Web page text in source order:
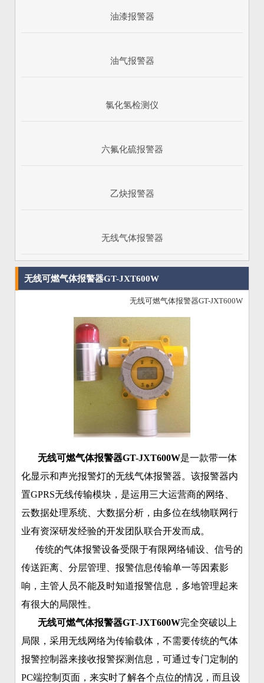
油漆报警器
油气报警器
氯化氢检测仪
六氟化硫报警器
乙炔报警器
无线气体报警器
无线可燃气体报警器GT-JXT600W
无线可燃气体报警器GT-JXT600W
无线可燃气体报警器GT-JXT600W是一款带一体
化显示和声光报警灯的无线气体报警器。该报警器内
置GPRS无线传输模块，是运用三大运营商的网络、
云数据处理系统、大数据分析，由多位在线物联网行
业有资深研发经验的开发团队联合开发而成。
传统的气体报警设备受限于有限网络铺设、信号的
传送距离、分层管理、报警信息传输单一等因素影
响，主管人员不能及时知道报警信息，多地管理起来
有很大的局限性。
无线可燃气体报警器GT-JXT600W完全突破以上
局限，采用无线网络为传输载体，不需要传统的气体
报警控制器来接收报警探测信息，可通过专门定制的
PC端控制页面，来实时了解各个点位的情况，而且设